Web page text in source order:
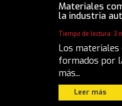
Materiales
la industria
Tiempo de lectura: 3
Los
formados por
más...
Leer más